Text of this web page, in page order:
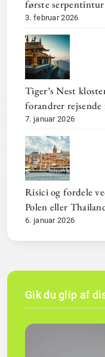
første serpentintur
3. februar 2026
Tiger’s Nest
forandrer
7. januar 2026
Risici og fordele
Polen eller
6. januar 2026
Gik du glip af